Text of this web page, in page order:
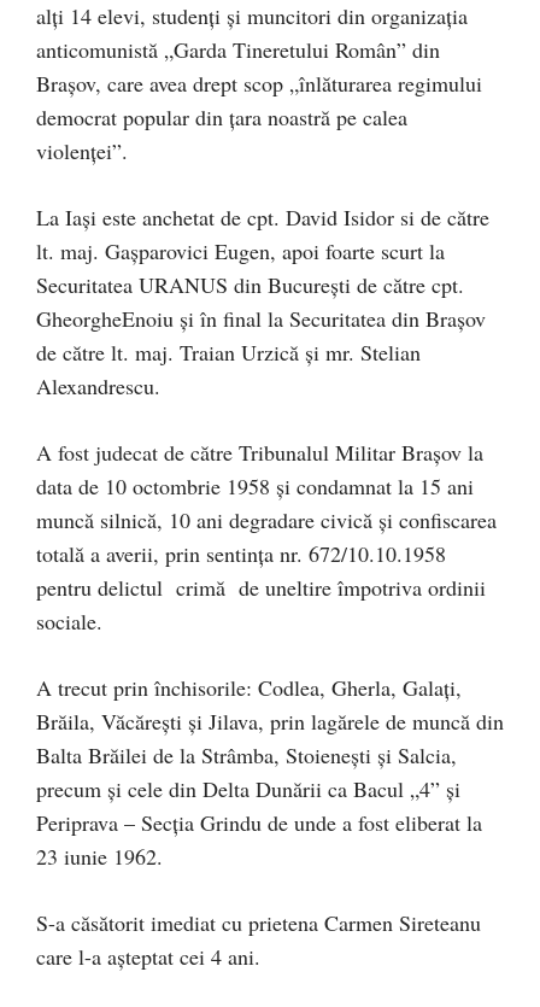
alţi 14 elevi, studenţi şi muncitori din organizaţia
anticomunistă „Garda Tineretului Român” din
Braşov, care avea drept scop „înlăturarea regimului
democrat popular din ţara noastră pe calea
violenţei”.
La Iaşi este anchetat de cpt. David Isidor si de către
lt. maj. Gaşparovici Eugen, apoi foarte scurt la
Securitatea URANUS din Bucureşti de către cpt.
GheorgheEnoiu şi în final la Securitatea din Braşov
de către lt. maj. Traian Urzică şi mr. Stelian
Alexandrescu.
A fost judecat de către Tribunalul Militar Braşov la
data de 10 octombrie 1958 şi condamnat la 15 ani
muncă silnică, 10 ani degradare civică şi confiscarea
totală a averii, prin sentinţa nr. 672/10.10.1958
pentru delictul crimă de uneltire împotriva ordinii
sociale.
A trecut prin închisorile: Codlea, Gherla, Galaţi,
Brăila, Văcăreşti şi Jilava, prin lagărele de muncă din
Balta Brăilei de la Strâmba, Stoieneşti şi Salcia,
precum şi cele din Delta Dunării ca Bacul „4” şi
Periprava – Secţia Grindu de unde a fost eliberat la
23 iunie 1962.
S-a căsătorit imediat cu prietena Carmen Sireteanu
care l-a aşteptat cei 4 ani.